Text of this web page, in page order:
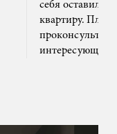
себя оставил
квартиру. Плюс
интересующим